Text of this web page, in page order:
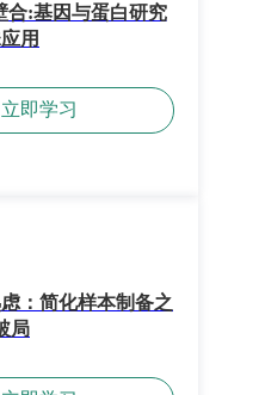
合:基因与蛋白研究
用
立即学习
：简化样本制备之
局